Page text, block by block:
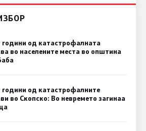
години од катастрофалната
во населените места во општина
години од катастрофалните
во Скопско: Во невремето загинаа